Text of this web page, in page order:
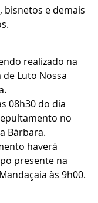
bisnetos e demais
realizado na
de Luto Nossa
08h30 do dia
no
Bárbara.
haverá
presente na
às 9h00.